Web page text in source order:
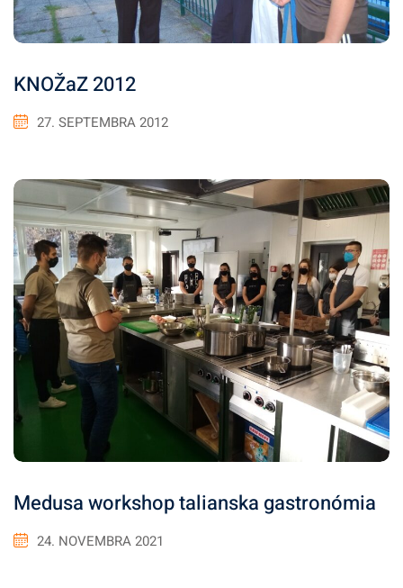
KNOŽaZ 2012
27. SEPTEMBRA 2012
Medusa workshop talianska gastronómia
24. NOVEMBRA 2021